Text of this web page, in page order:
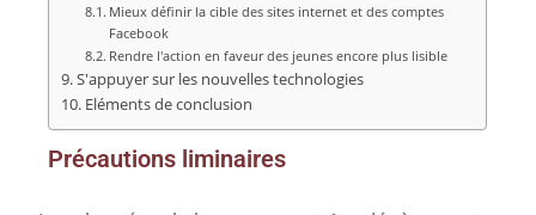
Mieux définir la cible des sites internet et des comptes
Facebook
Rendre l'action en faveur des jeunes encore plus lisible
S'appuyer sur les nouvelles technologies
Eléments de conclusion
Précautions liminaires